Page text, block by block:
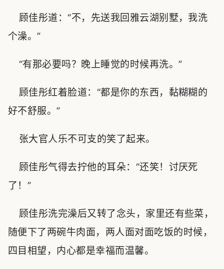
顾佳彤道：“不，先送我回雅云湖别墅，我洗
个澡。”
“有那必要吗？晚上睡觉的时候再洗。”
顾佳彤红着脸道：“都是你的东西，黏糊糊的
好不舒服。”
张大官人乐不可支的笑了起来。
顾佳彤气得去拧他的耳朵：“还笑！讨厌死
了！”
顾佳彤洗完澡后又转了念头，家里还有些菜，
随便下了两碗牛肉面，两人面对面吃饭的时候，
四目相望，内心都是幸福而温馨。